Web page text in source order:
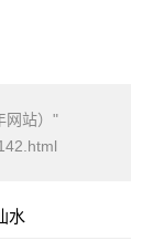
网站）"
水